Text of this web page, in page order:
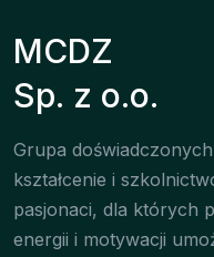
MCDZ
Sp. z o.o.
Grupa
kształcenie i
pasjonaci, dla których
energii i motywacji